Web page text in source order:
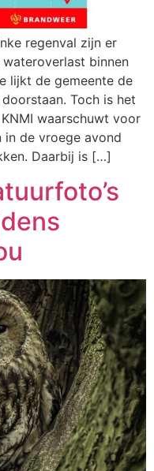
regenval zijn er
binnen
lijkt de gemeente de
Toch is het
waarschuwt voor
in de vroege avond
Daarbij is […]